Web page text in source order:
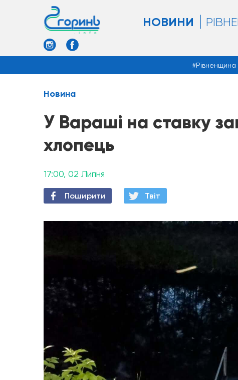
НОВИНИ
Рівненщина
Новина
У Вараші на ставку
хлопець
17:00, 02 Липня
Поширити Твiт